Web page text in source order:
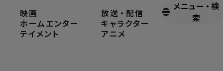
映画
ホームエンター
テイメント
放送 ・ 配信
キャラクター
アニメ
メニュー ・ 検
索